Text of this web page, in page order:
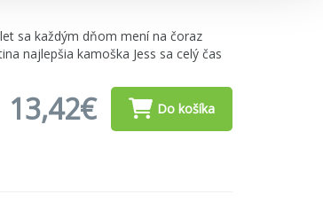
sa každým dňom mení na čoraz
najlepšia kamoška Jess sa celý čas
13,42€ Do košíka